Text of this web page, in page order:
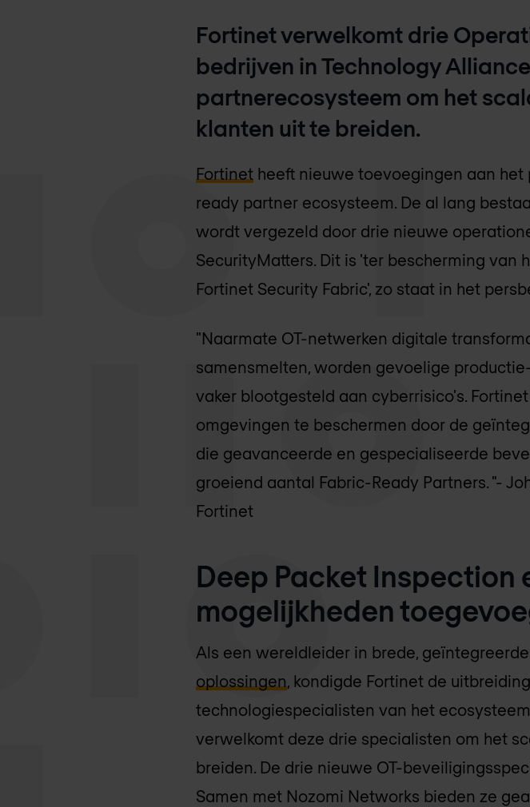
Fortinet verwelkomt drie
bedrijven in Technology
partnerecosysteem om het
klanten uit te breiden.
Fortinet heeft nieuwe toevoegingen aan
ready partner ecosysteem. De al lang
wordt vergezeld door drie nieuwe
SecurityMatters. Dit is 'ter bescherming
Fortinet Security Fabric', zo staat in het
"Naarmate OT-netwerken digitale
samensmelten, worden gevoelige
vaker blootgesteld aan cyberrisico's.
omgevingen te beschermen door de
die geavanceerde en gespecialiseerde
groeiend aantal Fabric-Ready Partners. "-
Fortinet
Deep Packet Inspection
mogelijkheden
Als een wereldleider in brede,
oplossingen, kondigde Fortinet de
technologiespecialisten van het
verwelkomt deze drie specialisten om het
breiden. De drie nieuwe OT-
Samen met Nozomi Networks bieden ze